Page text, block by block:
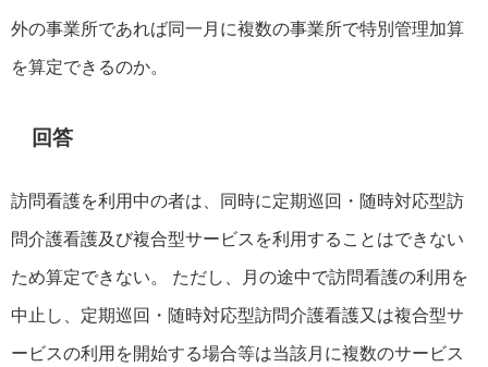
外の事業所であれば同一月に複数の事業所で特別管理加算
を算定できるのか。
回答
訪問看護を利用中の者は、同時に定期巡回・随時対応型訪
問介護看護及び複合型サービスを利用することはできない
ため算定できない。 ただし、月の途中で訪問看護の利用を
中止し、定期巡回・随時対応型訪問介護看護又は複合型サ
ービスの利用を開始する場合等は当該月に複数のサービス